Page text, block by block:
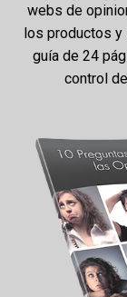
webs de
los productos y
guía de 24
control